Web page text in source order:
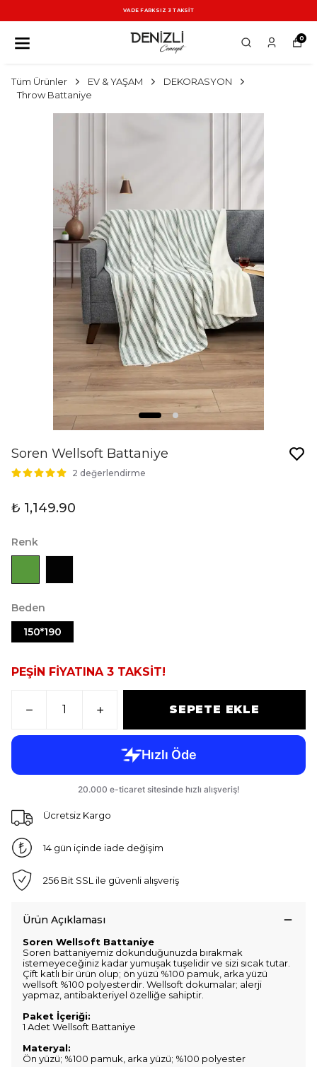
VADE FARKSIZ 3 TAKSİT
0
Tüm Ürünler EV & YAŞAM
DEKORASYON
Throw Battaniye
Soren Wellsoft Battaniye
2 değerlendirme
₺ 1,149.90
Renk
Beden
150*190
PEŞİN FİYATINA 3 TAKSİT!
SEPETE EKLE
Ücretsiz Kargo
14 gün içinde iade değişim
256 Bit SSL ile güvenli alışveriş
Ürün Açıklaması
Soren Wellsoft Battaniye
Soren battaniyemiz dokunduğunuzda bırakmak
istemeyeceğiniz kadar yumuşak tuşelidir ve sizi sıcak tutar.
Çift katlı bir ürün olup; ön yüzü %100 pamuk, arka yüzü
wellsoft %100 polyesterdir. Wellsoft dokumalar; alerji
yapmaz, antibakteriyel özelliğe sahiptir.
Paket İçeriği:
1 Adet Wellsoft Battaniye
Materyal:
Ön yüzü; %100 pamuk, arka yüzü; %100 polyester